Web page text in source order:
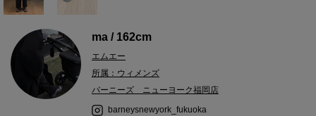
ma / 162cm
エムエー
所属：ウィメンズ
バーニーズ ニューヨーク福岡店
barneysnewyork_fukuoka